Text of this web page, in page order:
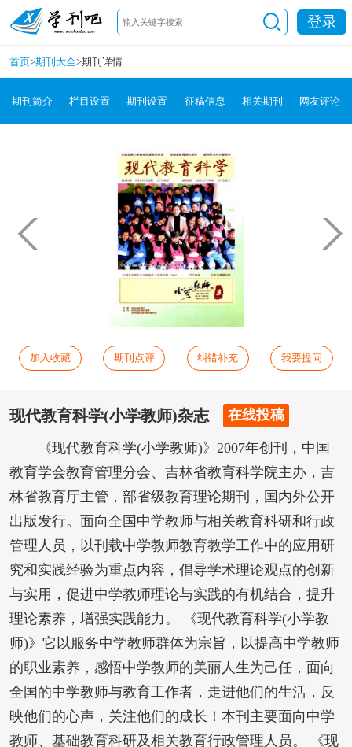
登录
首页>期刊大全>期刊详情
期刊简介 栏目设置 期刊设置 征稿信息 相关期刊 网友评论
加入收藏 期刊点评 纠错补充 我要提问
现代教育科学(小学教师)杂志 在线投稿
《现代教育科学(小学教师)》2007年创刊，中国
教育学会教育管理分会、吉林省教育科学院主办，吉
林省教育厅主管，部省级教育理论期刊，国内外公开
出版发行。面向全国中学教师与相关教育科研和行政
管理人员，以刊载中学教师教育教学工作中的应用研
究和实践经验为重点内容，倡导学术理论观点的创新
与实用，促进中学教师理论与实践的有机结合，提升
理论素养，增强实践能力。 《现代教育科学(小学教
师)》它以服务中学教师群体为宗旨，以提高中学教师
的职业素养，感悟中学教师的美丽人生为己任，面向
全国的中学教师与教育工作者，走进他们的生活，反
映他们的心声，关注他们的成长！本刊主要面向中学
教师、基础教育科研及相关教育行政管理人员。 《现